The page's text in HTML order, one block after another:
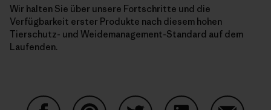
Wir halten Sie über unsere Fortschritte und die
Verfügbarkeit erster Produkte nach diesem hohen
Tierschutz- und Weidemanagement-Standard auf dem
Laufenden.